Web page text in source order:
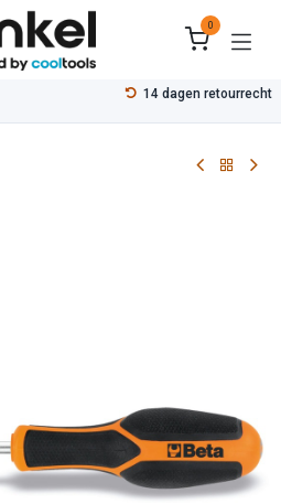
0
14 dagen retourrecht